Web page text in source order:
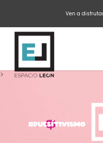
Ven a
>